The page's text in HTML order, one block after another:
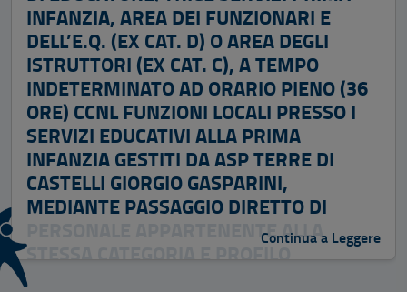
INFANZIA, AREA DEI FUNZIONARI E
DELL’E.Q. (EX CAT. D) O AREA DEGLI
ISTRUTTORI (EX CAT. C), A TEMPO
INDETERMINATO AD ORARIO PIENO (36
ORE) CCNL FUNZIONI LOCALI PRESSO I
SERVIZI EDUCATIVI ALLA PRIMA
INFANZIA GESTITI DA ASP TERRE DI
CASTELLI GIORGIO GASPARINI,
MEDIANTE PASSAGGIO DIRETTO DI
PERSONALE APPARTENENTE ALLA
STESSA CATEGORIA E PROFILO
PROFESSIONALE, IN SERVIZIO PRESSO
Continua a Leggere